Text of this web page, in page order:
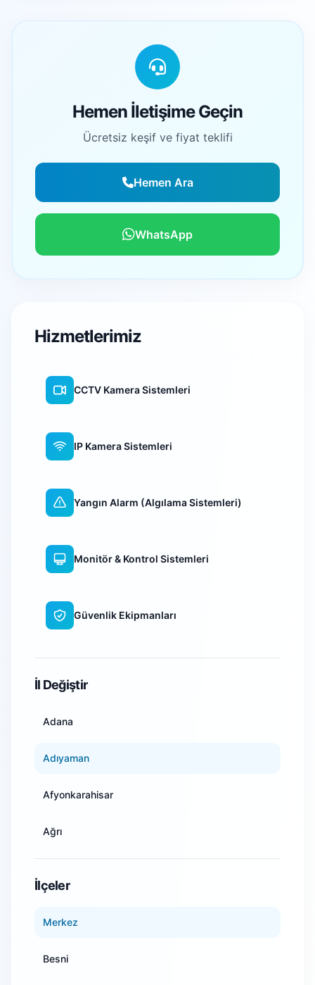
Hemen İletişime Geçin
Ücretsiz keşif ve fiyat teklifi
Hemen Ara
WhatsApp
Hizmetlerimiz
CCTV Kamera Sistemleri
IP Kamera Sistemleri
Yangın Alarm (Algılama Sistemleri)
Monitör & Kontrol Sistemleri
Güvenlik Ekipmanları
İl Değiştir
Adana
Adıyaman
Afyonkarahisar
Ağrı
İlçeler
Merkez
Besni